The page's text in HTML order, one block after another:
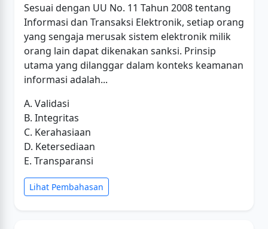
Sesuai dengan UU No. 11 Tahun 2008 tentang
Informasi dan Transaksi Elektronik, setiap orang
yang sengaja merusak sistem elektronik milik
orang lain dapat dikenakan sanksi. Prinsip
utama yang dilanggar dalam konteks keamanan
informasi adalah...
A. Validasi
B. Integritas
C. Kerahasiaan
D. Ketersediaan
E. Transparansi
Lihat Pembahasan